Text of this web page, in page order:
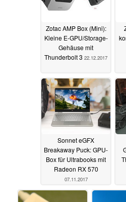
Zotac AMP Box (Mini):
Kleine E-GPU/Storage-
Gehäuse mit
Thunderbolt 3 22.12.2017
Sonnet eGFX
Breakaway Puck: GPU-
Box für Ultrabooks mit
Radeon RX 570
07.11.2017